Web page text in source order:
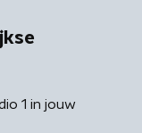
1 in jouw